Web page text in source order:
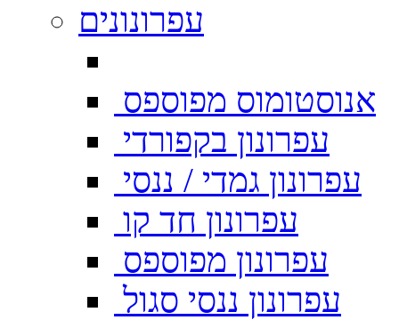
עפרונונים
אנוסטומוס מפוספס
עפרונון בקפורדי
עפרונון גמדי / ננסי
עפרונון חד קו
עפרונון מפוספס
עפרונון ננסי סגול